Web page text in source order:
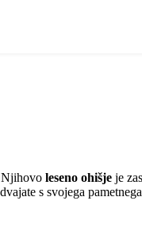
leseno ohišje je
s svojega